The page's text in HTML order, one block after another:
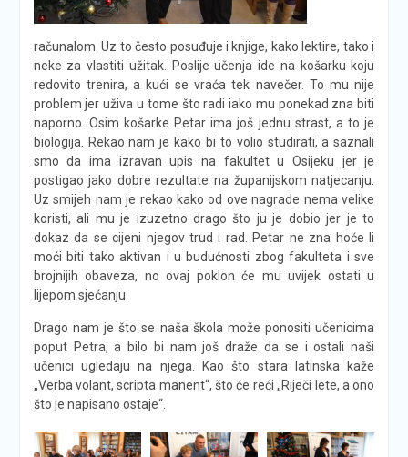
računalom. Uz to često posuđuje i knjige, kako lektire, tako i
neke za vlastiti užitak. Poslije učenja ide na košarku koju
redovito trenira, a kući se vraća tek navečer. To mu nije
problem jer uživa u tome što radi iako mu ponekad zna biti
naporno. Osim košarke Petar ima još jednu strast, a to je
biologija. Rekao nam je kako bi to volio studirati, a saznali
smo da ima izravan upis na fakultet u Osijeku jer je
postigao jako dobre rezultate na županijskom natjecanju.
Uz smijeh nam je rekao kako od ove nagrade nema velike
koristi, ali mu je izuzetno drago što ju je dobio jer je to
dokaz da se cijeni njegov trud i rad. Petar ne zna hoće li
moći biti tako aktivan i u budućnosti zbog fakulteta i sve
brojnijih obaveza, no ovaj poklon će mu uvijek ostati u
lijepom sjećanju.
Drago nam je što se naša škola može ponositi učenicima
poput Petra, a bilo bi nam još draže da se i ostali naši
učenici ugledaju na njega. Kao što stara latinska kaže
„Verba volant, scripta manent“, što će reći „Riječi lete, a ono
što je napisano ostaje“.